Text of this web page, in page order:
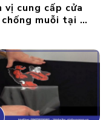
vị cung cấp cửa
muỗi tại Hà